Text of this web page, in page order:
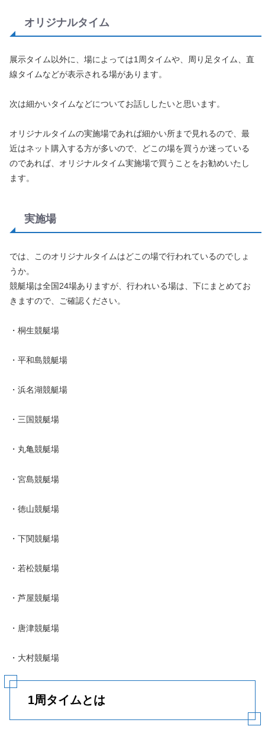
オリジナルタイム
展示タイム以外に、場によっては1周タイムや、周り足タイム、直
線タイムなどが表示される場があります。
次は細かいタイムなどについてお話ししたいと思います。
オリジナルタイムの実施場であれば細かい所まで見れるので、最
近はネット購入する方が多いので、どこの場を買うか迷っている
のであれば、オリジナルタイム実施場で買うことをお勧めいたし
ます。
実施場
では、このオリジナルタイムはどこの場で行われているのでしょ
うか。
競艇場は全国24場ありますが、行われいる場は、下にまとめてお
きますので、ご確認ください。
・桐生競艇場
・平和島競艇場
・浜名湖競艇場
・三国競艇場
・丸亀競艇場
・宮島競艇場
・徳山競艇場
・下関競艇場
・若松競艇場
・芦屋競艇場
・唐津競艇場
・大村競艇場
1周タイムとは